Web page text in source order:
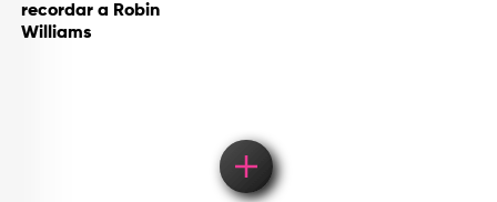
recordar a Robin
Williams